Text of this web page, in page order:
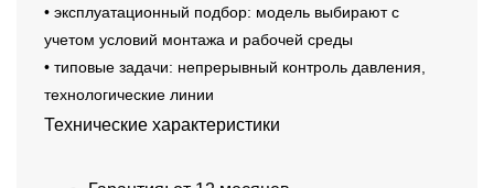
• эксплуатационный подбор: модель выбирают с
учетом условий монтажа и рабочей среды
• типовые задачи: непрерывный контроль давления,
технологические линии
Технические характеристики